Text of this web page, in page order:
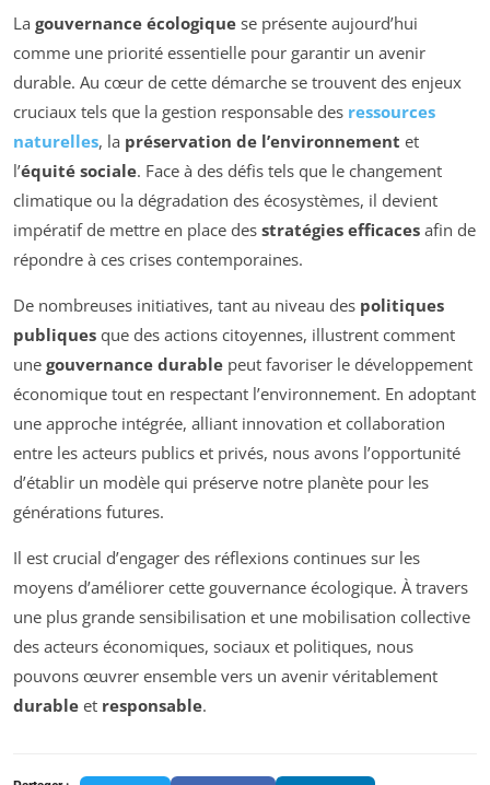
La gouvernance écologique se présente aujourd’hui
comme une priorité essentielle pour garantir un avenir
durable. Au cœur de cette démarche se trouvent des enjeux
cruciaux tels que la gestion responsable des ressources
naturelles, la préservation de l’environnement et
l’équité sociale. Face à des défis tels que le changement
climatique ou la dégradation des écosystèmes, il devient
impératif de mettre en place des stratégies efficaces afin de
répondre à ces crises contemporaines.
De nombreuses initiatives, tant au niveau des politiques
publiques que des actions citoyennes, illustrent comment
une gouvernance durable peut favoriser le développement
économique tout en respectant l’environnement. En adoptant
une approche intégrée, alliant innovation et collaboration
entre les acteurs publics et privés, nous avons l’opportunité
d’établir un modèle qui préserve notre planète pour les
générations futures.
Il est crucial d’engager des réflexions continues sur les
moyens d’améliorer cette gouvernance écologique. À travers
une plus grande sensibilisation et une mobilisation collective
des acteurs économiques, sociaux et politiques, nous
pouvons œuvrer ensemble vers un avenir véritablement
durable et responsable.